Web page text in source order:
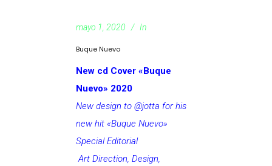
mayo 1, 2020 In
Buque Nuevo
New cd Cover «Buque
Nuevo» 2020
New design to @jotta for his
new hit «Buque Nuevo»
Special Editorial
Art Direction, Design,